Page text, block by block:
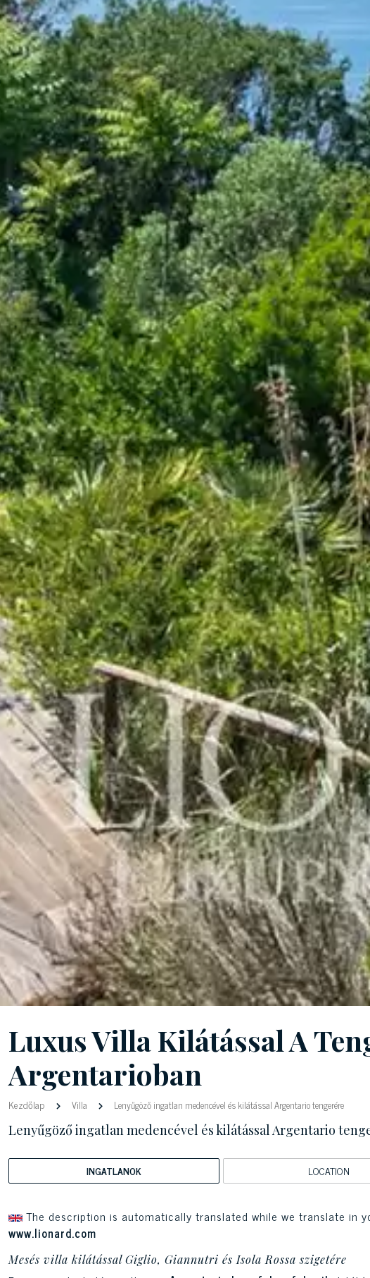
Luxus Villa Kilátással A
Argentarioban
Kezdőlap Villa Lenyűgöző ingatlan medencével és kilátással Argentario tengerére
Lenyűgöző ingatlan medencével és kilátással Argentario
INGATLANOK LOCATION
The description is automatically translated while we translate in
www.lionard.com
Mesés villa kilátással Giglio, Giannutri és Isola Rossa szigetére